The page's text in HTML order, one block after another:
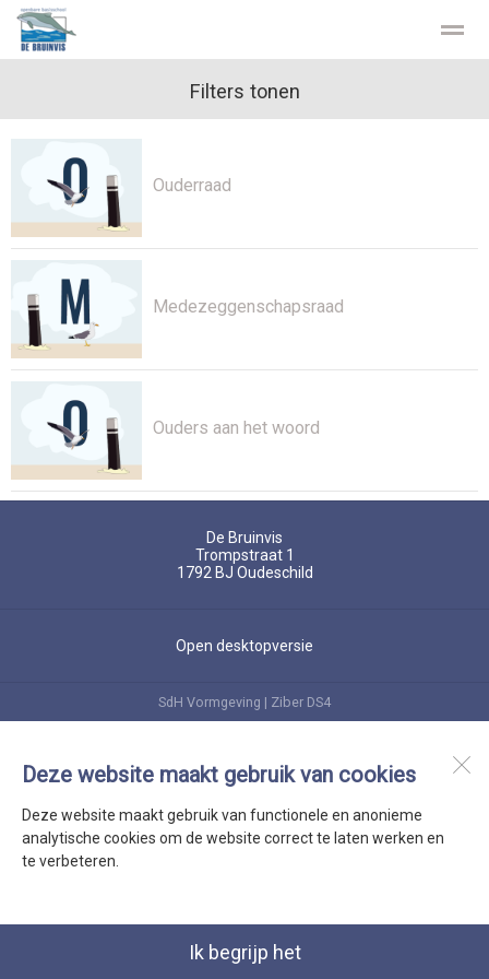
Stichting Kopwerk
Home
Deze website maakt gebruik van cookies
Deze website maakt gebruik van functionele en anonieme
analytische cookies om de website correct te laten werken en
te verbeteren.
Ik begrijp het
Filters tonen
Ouderraad
Medezeggenschapsraad
Ouders aan het woord
De Bruinvis
Trompstraat 1
1792 BJ Oudeschild
Open desktopversie
SdH Vormgeving | Ziber DS4